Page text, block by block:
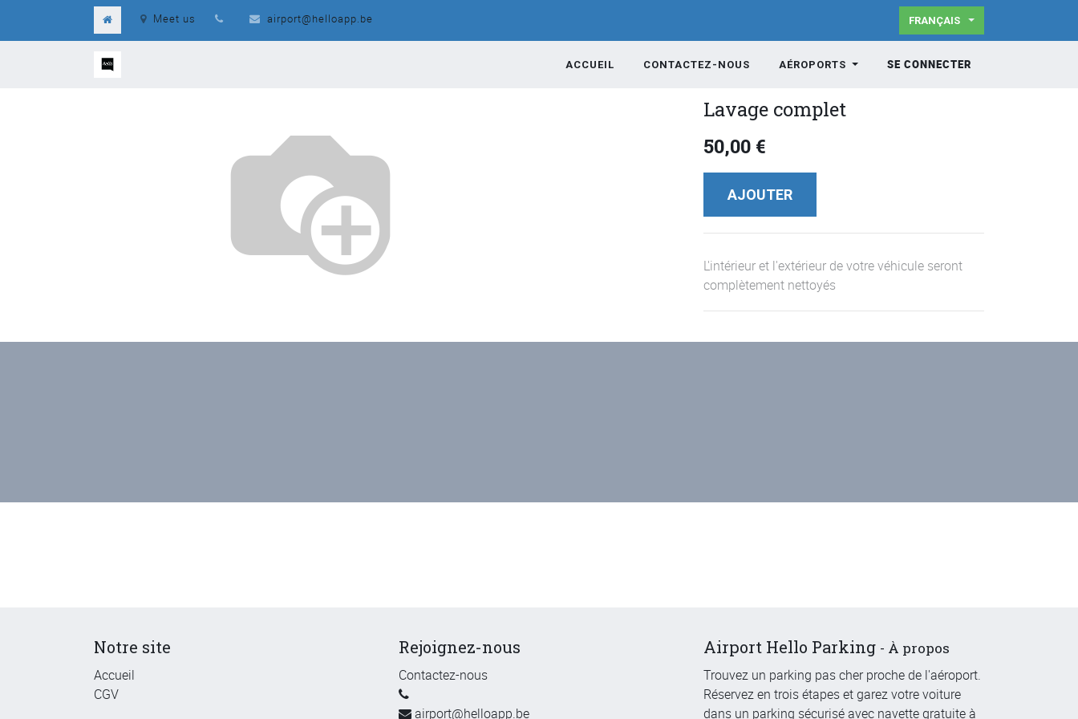
Meet us airport@helloapp.be FRANÇAIS
ACCUEIL CONTACTEZ-NOUS AÉROPORTS SE CONNECTER
Lavage complet
50,00 €
AJOUTER
L'intérieur et l'extérieur de votre véhicule seront
complètement nettoyés
Notre site
Accueil
CGV
Rejoignez-nous
Contactez-nous
airport@helloapp.be
Airport Hello Parking - À propos
Trouvez un parking pas cher proche de l'aéroport.
Réservez en trois étapes et garez votre voiture
dans un parking sécurisé avec navette gratuite à